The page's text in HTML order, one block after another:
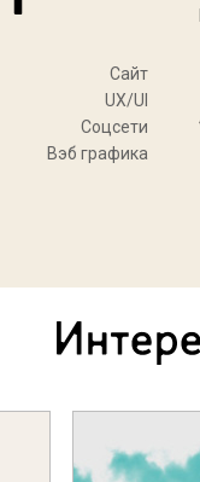
Cайт
UX/UI
Соцсети
Вэб графика